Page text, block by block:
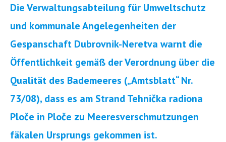
Die Verwaltungsabteilung für Umweltschutz
und kommunale Angelegenheiten der
Gespanschaft Dubrovnik-Neretva warnt die
Öffentlichkeit gemäß der Verordnung über die
Qualität des Bademeeres („Amtsblatt“ Nr.
73/08), dass es am Strand Tehnička radiona
Ploče in Ploče zu Meeresverschmutzungen
fäkalen Ursprungs gekommen ist.